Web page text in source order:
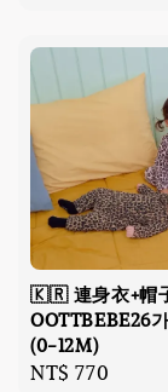
🇰🇷 連身衣+帽
OOTTBEBE26
(0-12M)
Regular
NT$ 770